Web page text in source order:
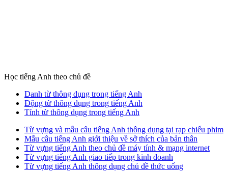
Học tiếng Anh theo chủ đề
Danh từ thông dụng trong tiếng Anh
Động từ thông dụng trong tiếng Anh
Tính từ thông dụng trong tiếng Anh
Từ vựng và mẫu câu tiếng Anh thông dụng tại rạp chiếu phim
Mẫu câu tiếng Anh giới thiệu về sở thích của bản thân
Từ vựng tiếng Anh theo chủ đề máy tính & mạng internet
Từ vựng tiếng Anh giao tiếp trong kinh doanh
Từ vựng tiếng Anh thông dụng chủ đề thức uống